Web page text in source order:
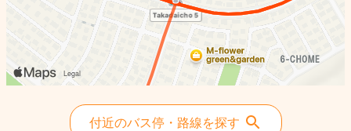
付近のバス停・路線を探す